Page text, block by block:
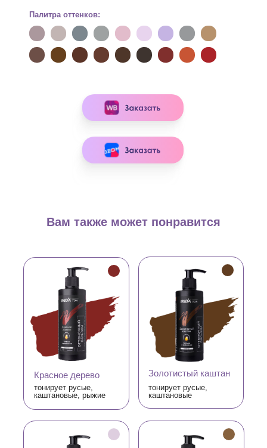
Палитра оттенков:
Вам также может понравится
Красное дерево
тонирует русые,
каштановые, рыжие
Золотистый каштан
тонирует русые,
каштановые